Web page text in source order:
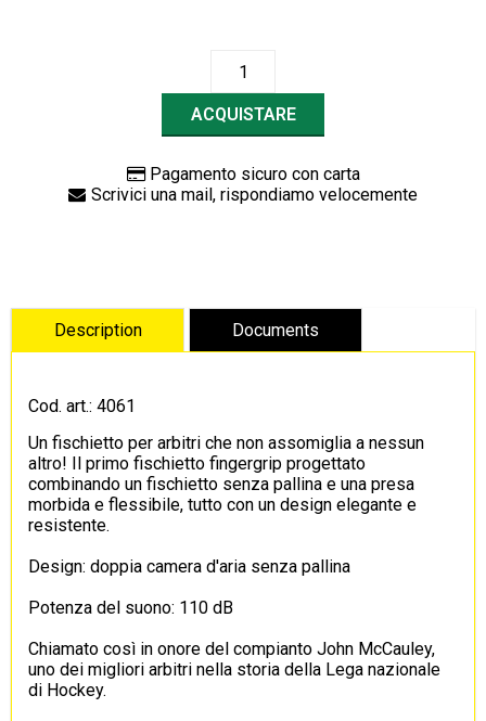
ACQUISTARE
Pagamento sicuro con carta
Scrivici una mail, rispondiamo velocemente
Cod. art.: 4061
Un fischietto per arbitri che non assomiglia a nessun
altro! Il primo fischietto fingergrip progettato
combinando un fischietto senza pallina e una presa
morbida e flessibile, tutto con un design elegante e
resistente.
Design: doppia camera d'aria senza pallina
Potenza del suono: 110 dB
Chiamato così in onore del compianto John McCauley,
uno dei migliori arbitri nella storia della Lega nazionale
di Hockey.